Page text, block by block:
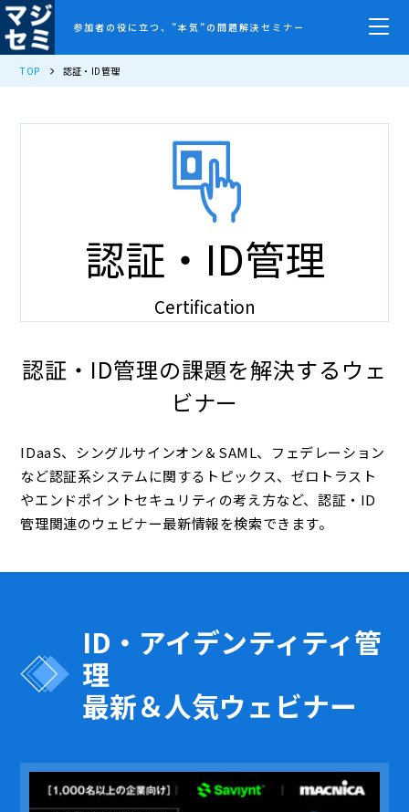
参加者の役に立つ、”本気”の問題解決セミナー
TOP 認証・ID管理
認証・ID管理
Certification
認証・ID管理の課題を解決するウェ
ビナー
IDaaS、シングルサインオン＆SAML、フェデレーション
など認証系システムに関するトピックス、ゼロトラスト
やエンドポイントセキュリティの考え方など、認証・ID
管理関連のウェビナー最新情報を検索できます。
ID・アイデンティティ管
理
最新＆人気ウェビナー